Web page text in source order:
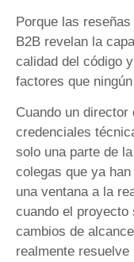
Porque las
B2B revelan la
calidad del código
factores que
Cuando un
credenciales
solo una parte de
colegas que ya
una ventana a la
cuando el proyecto
cambios de
realmente